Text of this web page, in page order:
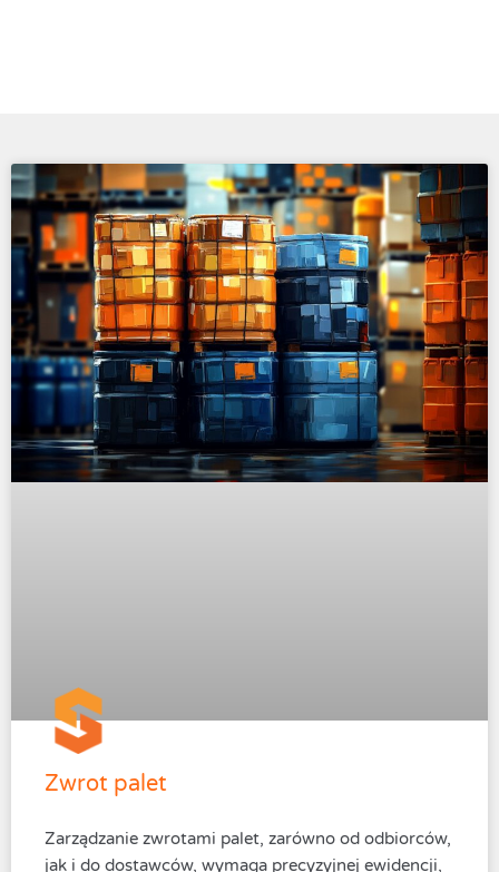
Zwrot palet
Zarządzanie zwrotami palet, zarówno od odbiorców,
jak i do dostawców, wymaga precyzyjnej ewidencji,